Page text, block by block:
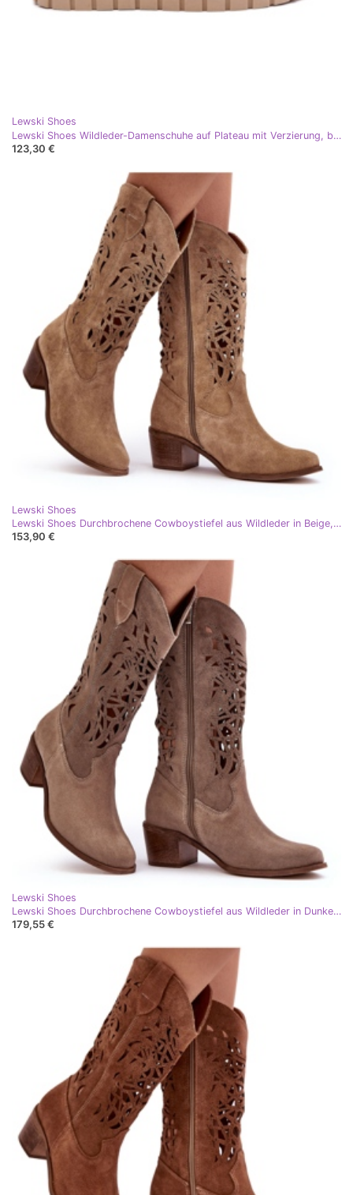
Lewski Shoes
Lewski Shoes Wildleder-Damenschuhe auf Plateau mit Verzierung, braun Lewski 3398
123,30 €
Lewski Shoes
Lewski Shoes Durchbrochene Cowboystiefel aus Wildleder in Beige, Lewski 3320
153,90 €
Lewski Shoes
Lewski Shoes Durchbrochene Cowboystiefel aus Wildleder in Dunkelbeige Lewski 3320
179,55 €